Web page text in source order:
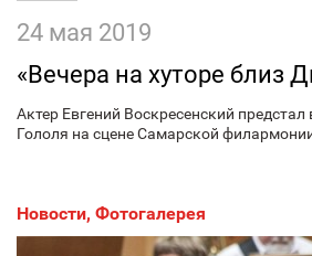
24 мая 2019
«Вечера на хуторе близ
Актер Евгений Воскресенский
Гололя на сцене Самарской
Новости, Фотогалерея